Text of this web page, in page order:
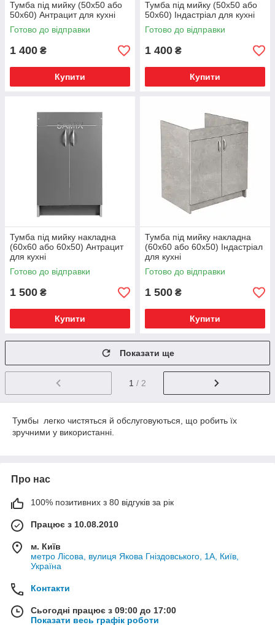
Тумба під мийку (50х50 або
50х60) Антрацит для кухні
Готово до відправки
1 400 ₴
Купити
Тумба під мийку (50х50 або
50х60) Індастріал для кухні
Готово до відправки
1 400 ₴
Купити
Тумба під мийку накладна
(60х60 або 60х50) Антрацит
для кухні
Готово до відправки
1 500 ₴
Купити
Тумба під мийку накладна
(60х60 або 60х50) Індастріал
для кухні
Готово до відправки
1 500 ₴
Купити
Показати ще
1 / 2
Тумбы легко чистяться й обслуговуються, що робить їх
зручними у використанні.
Про нас
100% позитивних з 80 відгуків за рік
Працює з 10.08.2010
м. Київ
метро Лісова, вулиця Якова Гніздовського, 1А, Київ,
Україна
Контакти
Сьогодні працює з 09:00 до 17:00
Показати весь графік роботи